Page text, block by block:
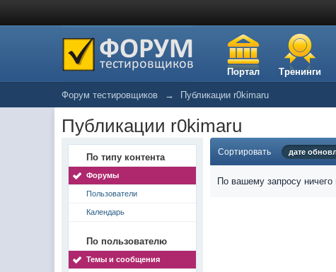
Портал Тренинги
Форум тестировщиков → Публикации r0kimaru
Публикации r0kimaru
По типу контента
Форумы
Пользователи
Календарь
По пользователю
Темы и сообщения
Сортировать дате
По вашему запросу ничего